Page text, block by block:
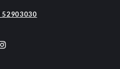
52903030